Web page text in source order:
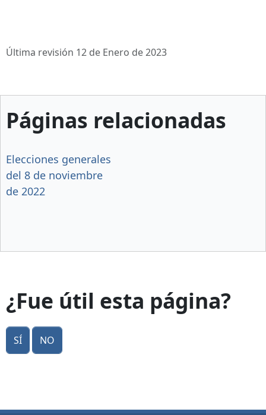
Última revisión 12 de Enero de 2023
Páginas relacionadas
Elecciones generales
del 8 de noviembre
de 2022
¿Fue útil esta página?
Sí No